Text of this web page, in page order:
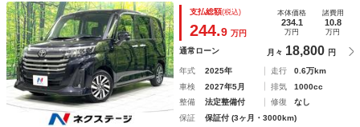
ーダークルーズ ＥＴＣ 禁煙車 ＬＥＤヘッド＆フォグ オ
ートライト コーナーセンサー 純正１４インチアルミ
支払総額(税込)
244.9 万円
本体価格
234.1
万円
諸費用
10.8
万円
通常ローン 月々 18,800 円
年式 2025年 走行
0.6万km
車検
2027年5月 排気
1000cc
整備
法定整備付 修復
なし
保証
保証付 (3ヶ月・3000km)